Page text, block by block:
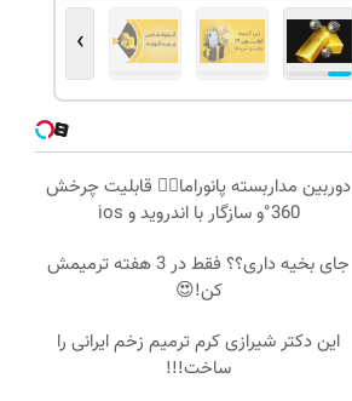
›
دوربین مداربسته پانوراما👈🏻 قابلیت چرخش
360°و سازگار با اندروید و ios
جای بخیه داری؟؟ فقط در 3 هفته ترمیمش
کن!😍
این دکتر شیرازی کرم ترمیم زخم ایرانی را
ساخت!!!